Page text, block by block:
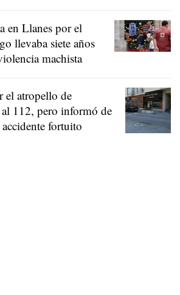
en Llanes por el
llevaba siete años
machista
el atropello de
112, pero informó de
fortuito